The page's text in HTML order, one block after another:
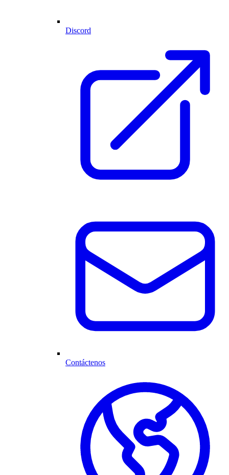
Discord
Contáctenos